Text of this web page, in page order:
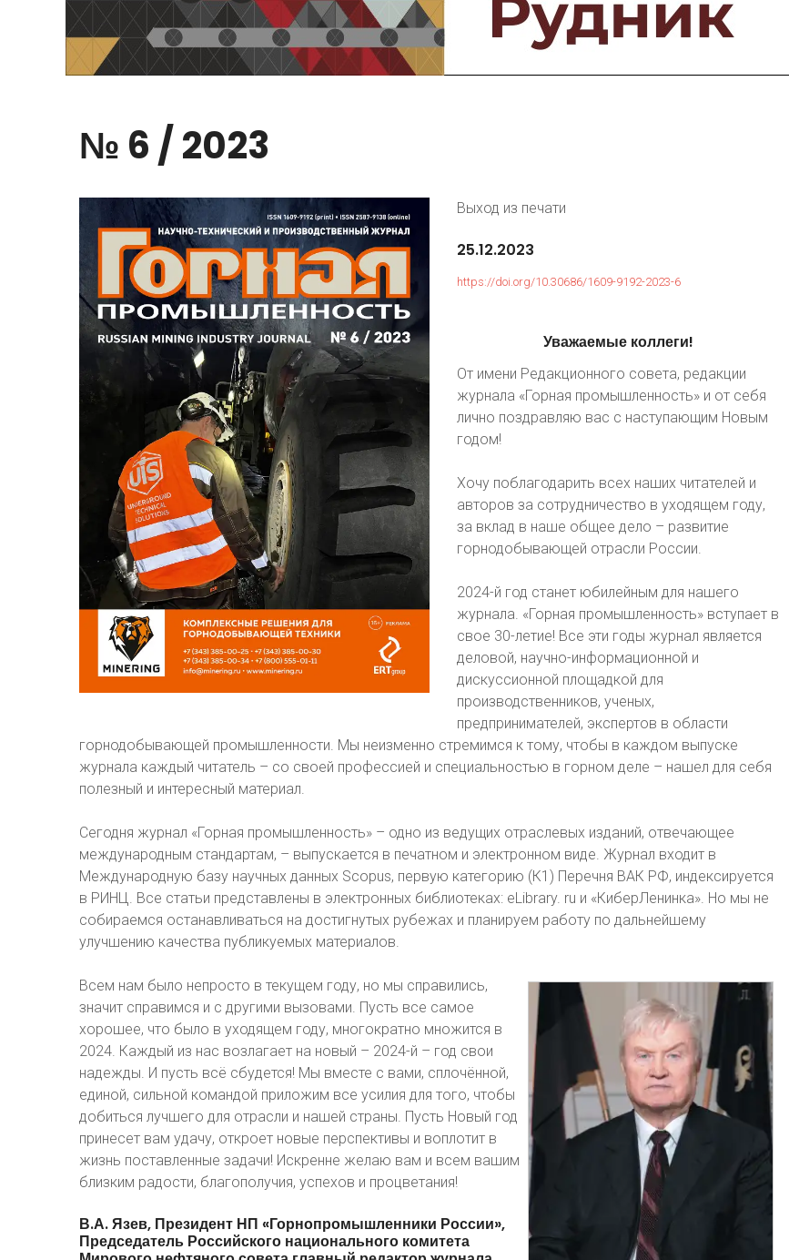
Предприятия и компании
Интервью
Выставки, Конференции
№ 6 /2023
Выход из печати
25.12.2023
https://doi.org/10.30686/1609-9192-2023-6
Уважаемые коллеги!
От имени Редакционного совета, редакции
журнала «Горная промышленность» и от себя
лично поздравляю вас с наступающим Новым
годом!
Хочу поблагодарить всех наших читателей и
авторов за сотрудничество в уходящем году,
за вклад в наше общее дело – развитие
горнодобывающей отрасли России.
2024-й год станет юбилейным для нашего
журнала. «Горная промышленность» вступает в
свое 30-летие! Все эти годы журнал является
деловой, научно-информационной и
дискуссионной площадкой для
производственников, ученых,
предпринимателей, экспертов в области
горнодобывающей промышленности. Мы неизменно стремимся к тому, чтобы в каждом выпуске
журнала каждый читатель – со своей профессией и специальностью в горном деле – нашел для себя
полезный и интересный материал.
Сегодня журнал «Горная промышленность» – одно из ведущих отраслевых изданий, отвечающее
международным стандартам, – выпускается в печатном и электронном виде. Журнал входит в
Международную базу научных данных Scopus, первую категорию (К1) Перечня ВАК РФ, индексируется
в РИНЦ. Все статьи представлены в электронных библиотеках: eLibrary. ru и «КиберЛенинка». Но мы не
собираемся останавливаться на достигнутых рубежах и планируем работу по дальнейшему
улучшению качества публикуемых материалов.
Всем нам было непросто в текущем году, но мы справились,
значит справимся и с другими вызовами. Пусть все самое
хорошее, что было в уходящем году, многократно множится в
2024. Каждый из нас возлагает на новый – 2024-й – год свои
надежды. И пусть всё сбудется! Мы вместе с вами, сплочённой,
единой, сильной командой приложим все усилия для того, чтобы
добиться лучшего для отрасли и нашей страны. Пусть Новый год
принесет вам удачу, откроет новые перспективы и воплотит в
жизнь поставленные задачи! Искренне желаю вам и всем вашим
близким радости, благополучия, успехов и процветания!
В.А.Язев, Президент НП «Горнопромышленники России»,
Председатель Российского национального комитета